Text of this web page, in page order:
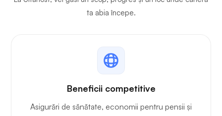
ta abia începe.
Beneficii competitive
Asigurări de sănătate, economii pentru pensii și